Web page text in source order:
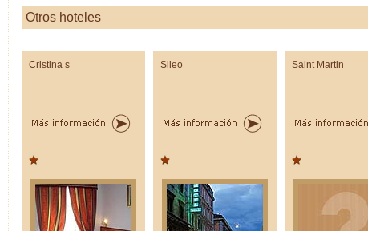
Otros hoteles
Cristina s Sileo Saint Martin